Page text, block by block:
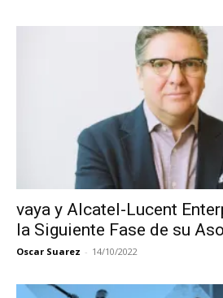
vaya y Alcatel-Lucent
la Siguiente Fase de su
Oscar Suarez - 14/10/2022